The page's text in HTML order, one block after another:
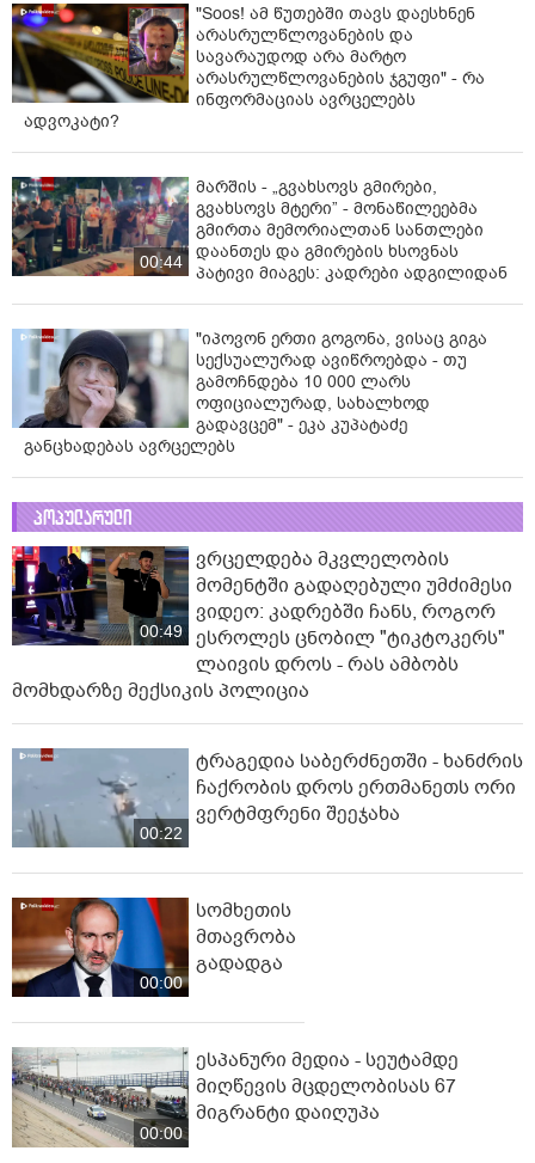
"Soos! ამ წუთებში თავს დაესხნენ
არასრულწლოვანების და
სავარაუდოდ არა მარტო
არასრულწლოვანების ჯგუფი" - რა
ინფორმაციას ავრცელებს
ადვოკატი?
00:44
მარშის - „გვახსოვს გმირები,
გვახსოვს მტერი” - მონაწილეებმა
გმირთა მემორიალთან სანთლები
დაანთეს და გმირების ხსოვნას
პატივი მიაგეს: კადრები ადგილიდან
"იპოვონ ერთი გოგონა, ვისაც გიგა
სექსუალურად ავიწროებდა - თუ
გამოჩნდება 10 000 ლარს
ოფიციალურად, სახალხოდ
გადავცემ" - ეკა კუპატაძე
განცხადებას ავრცელებს
პოპულარული
00:49
ვრცელდება მკვლელობის
მომენტში გადაღებული უმძიმესი
ვიდეო: კადრებში ჩანს, როგორ
ესროლეს ცნობილ "ტიკტოკერს"
ლაივის დროს - რას ამბობს
მომხდარზე მექსიკის პოლიცია
00:22
ტრაგედია საბერძნეთში - ხანძრის
ჩაქრობის დროს ერთმანეთს ორი
ვერტმფრენი შეეჯახა
00:00
სომხეთის
მთავრობა
გადადგა
00:00
ესპანური მედია - სეუტამდე
მიღწევის მცდელობისას 67
მიგრანტი დაიღუპა